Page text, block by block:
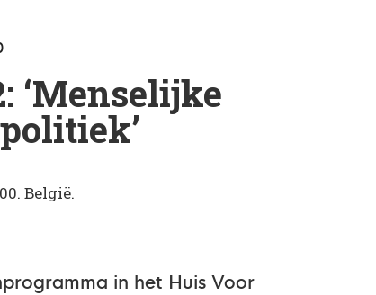
‘Menselijke
België.
in het Huis Voor